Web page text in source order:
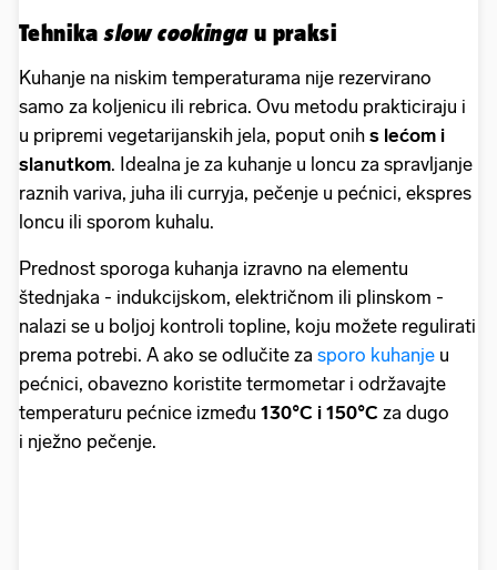
Tehnikaslow cookingau praksi
Kuhanje na niskim temperaturama nije rezervirano
samo za koljenicu ili rebrica. Ovu metodu prakticiraju i
u pripremi vegetarijanskih jela, poput onih s lećom i
slanutkom. Idealna je za kuhanje u loncu za spravljanje
raznih variva, juha ili curryja, pečenje u pećnici, ekspres
loncu ili sporom kuhalu.
Prednost sporoga kuhanja izravno na elementu
štednjaka - indukcijskom, električnom ili plinskom -
nalazi se u boljoj kontroli topline, koju možete regulirati
prema potrebi. A ako se odlučite za sporo kuhanje u
pećnici, obavezno koristite termometar i održavajte
temperaturu pećnice između 130°C i 150°C za dugo
i nježno pečenje.